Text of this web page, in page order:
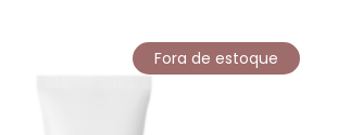
Fora de estoque